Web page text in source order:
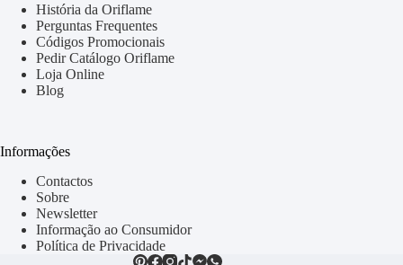
História da Oriflame
Perguntas Frequentes
Códigos Promocionais
Pedir Catálogo Oriflame
Loja Online
Blog
Informações
Contactos
Sobre
Newsletter
Informação ao Consumidor
Política de Privacidade